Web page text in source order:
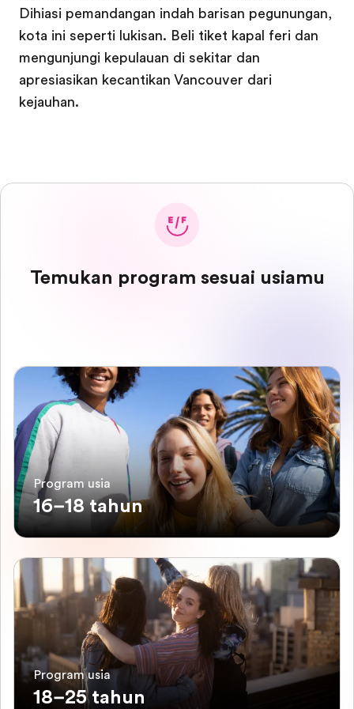
Dihiasi pemandangan indah barisan pegunungan,
kota ini seperti lukisan. Beli tiket kapal feri dan
mengunjungi kepulauan di sekitar dan
apresiasikan kecantikan Vancouver dari
kejauhan.
Temukan program sesuai usiamu
Program usia
16–18 tahun
Program usia
18–25 tahun